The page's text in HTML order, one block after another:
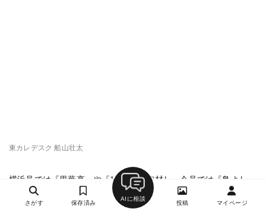
東カレデスク 船山壮太
横浜号では『里葉亭』や『1000』を取材し、今号では『鳥よし』
や『鳥しき』一門の店を取材。焼き鳥の名店を全速力で駆け抜け
さがす 保存済み
AIに相談
投稿 マイページ